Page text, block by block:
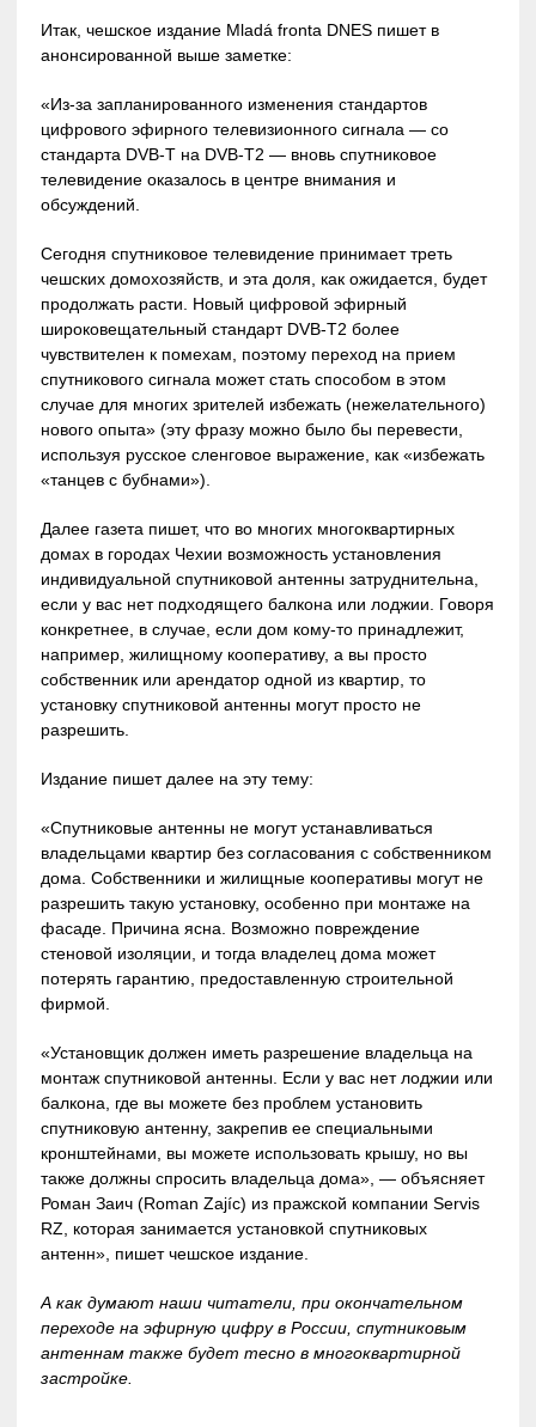
Итак, чешское издание Mladá fronta DNES пишет в
анонсированной выше заметке:
«Из-за запланированного изменения стандартов
цифрового эфирного телевизионного сигнала — со
стандарта DVB-T на DVB-T2 — вновь спутниковое
телевидение оказалось в центре внимания и
обсуждений.
Сегодня спутниковое телевидение принимает треть
чешских домохозяйств, и эта доля, как ожидается, будет
продолжать расти. Новый цифровой эфирный
широковещательный стандарт DVB-T2 более
чувствителен к помехам, поэтому переход на прием
спутникового сигнала может стать способом в этом
случае для многих зрителей избежать (нежелательного)
нового опыта» (эту фразу можно было бы перевести,
используя русское сленговое выражение, как «избежать
«танцев с бубнами»).
Далее газета пишет, что во многих многоквартирных
домах в городах Чехии возможность установления
индивидуальной спутниковой антенны затруднительна,
если у вас нет подходящего балкона или лоджии. Говоря
конкретнее, в случае, если дом кому-то принадлежит,
например, жилищному кооперативу, а вы просто
собственник или арендатор одной из квартир, то
установку спутниковой антенны могут просто не
разрешить.
Издание пишет далее на эту тему:
«Спутниковые антенны не могут устанавливаться
владельцами квартир без согласования с собственником
дома. Собственники и жилищные кооперативы могут не
разрешить такую установку, особенно при монтаже на
фасаде. Причина ясна. Возможно повреждение
стеновой изоляции, и тогда владелец дома может
потерять гарантию, предоставленную строительной
фирмой.
«Установщик должен иметь разрешение владельца на
монтаж спутниковой антенны. Если у вас нет лоджии или
балкона, где вы можете без проблем установить
спутниковую антенну, закрепив ее специальными
кронштейнами, вы можете использовать крышу, но вы
также должны спросить владельца дома», — объясняет
Роман Заич (Roman Zajíc) из пражской компании Servis
RZ, которая занимается установкой спутниковых
антенн», пишет чешское издание.
А как думают наши читатели, при окончательном
переходе на эфирную цифру в России, спутниковым
антеннам также будет тесно в многоквартирной
застройке.